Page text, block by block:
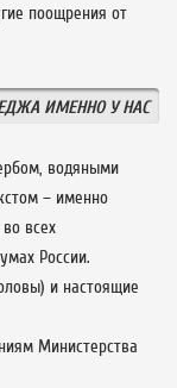
поощрения от
ИМЕННО У НАС
водяными
– именно
всех
России.
и настоящие
Министерства